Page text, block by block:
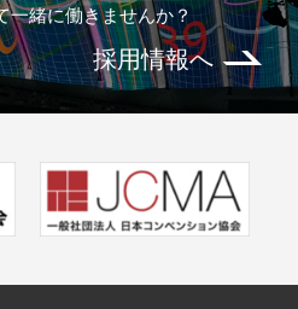
一緒に働きませんか？
採用情報へ